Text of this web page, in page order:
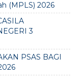
(MPLS) 2026
3
PSAS BAGI